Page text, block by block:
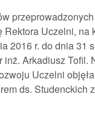
Rektora Uczelni, na
2016 r. do dnia 31
inż. Arkadiusz Tofil.
Uczelni
ds. Studenckich